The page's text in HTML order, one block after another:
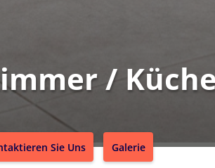
/
Sie Uns Galerie